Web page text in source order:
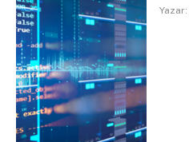
Yazar: